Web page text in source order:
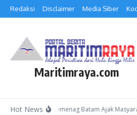
Lewati ke konten
Redaksi Disclaimer Media Siber
Maritimraya.com
Hot NewsKepala Kemenag Batam Ajak